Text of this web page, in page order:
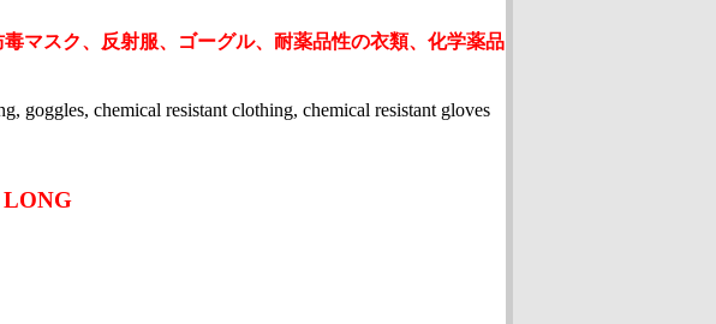
マスク、反射服、ゴーグル、耐薬品性の衣類、化学薬品
goggles, chemical resistant clothing, chemical resistant gloves